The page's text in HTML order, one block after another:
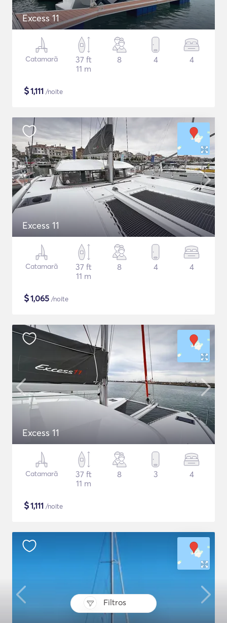
Filtros
Excess 11
Catamarã
37 ft
11 m
8 4 4
$1,111 /noite
Excess 11
Catamarã
37 ft
11 m
8 4 4
$1,065 /noite
Excess 11
Catamarã
37 ft
11 m
8 3 4
$1,111 /noite